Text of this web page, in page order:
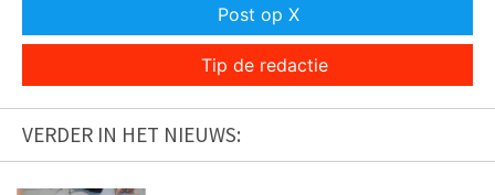
Post op X
Tip de redactie
VERDER IN HET NIEUWS: